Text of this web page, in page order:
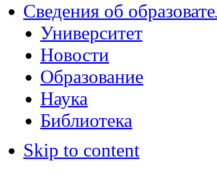
Сведения об
Университет
Новости
Образование
Наука
Библиотека
Skip to content